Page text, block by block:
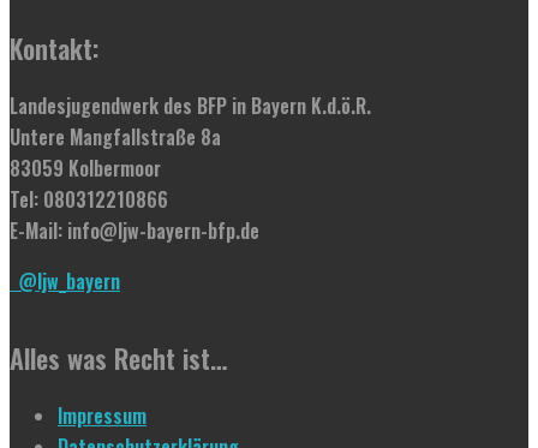
Kontakt:
Landesjugendwerk des BFP in Bayern K.d.ö.R.
Untere Mangfallstraße 8a
83059 Kolbermoor
Tel: 080312210866
E-Mail: info@ljw-bayern-bfp.de
@ljw_bayern
Alles was Recht ist…
Impressum